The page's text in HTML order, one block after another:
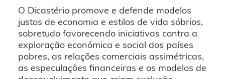
O Dicastério promove e defende modelos
justos de economia e estilos de vida sóbrios,
sobretudo favorecendo iniciativas contra a
exploração económica e social dos países
pobres, as relações comerciais assimétricas,
as especulações financeiras e os modelos de